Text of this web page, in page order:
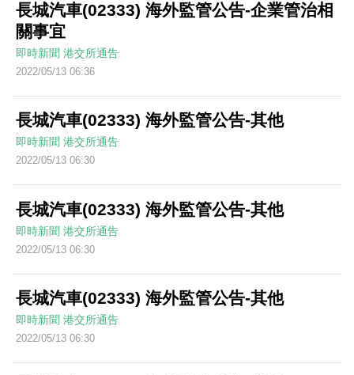
長城汽車(02333) 海外監管公告-企業管治相
關事宜
即時新聞 港交所通告
2022/05/13 06:36
長城汽車(02333) 海外監管公告-其他
即時新聞 港交所通告
2022/05/13 06:30
長城汽車(02333) 海外監管公告-其他
即時新聞 港交所通告
2022/05/13 06:30
長城汽車(02333) 海外監管公告-其他
即時新聞 港交所通告
2022/05/13 06:30